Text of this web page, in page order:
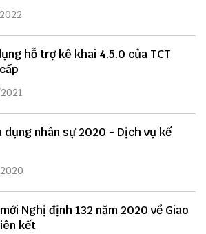
hỗ trợ kê khai 4.5.0 của TCT
dụng nhân sự 2020 - Dịch vụ kế
Nghị định 132 năm 2020 về Giao
kết